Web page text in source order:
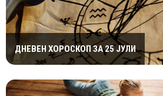
ДНЕВЕН ХОРОСКОП ЗА 25 ЈУЛИ